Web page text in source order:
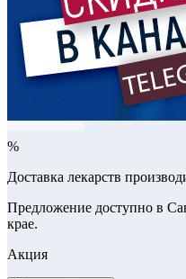
%
Доставка лекарств
Предложение доступно в
крае.
Акция